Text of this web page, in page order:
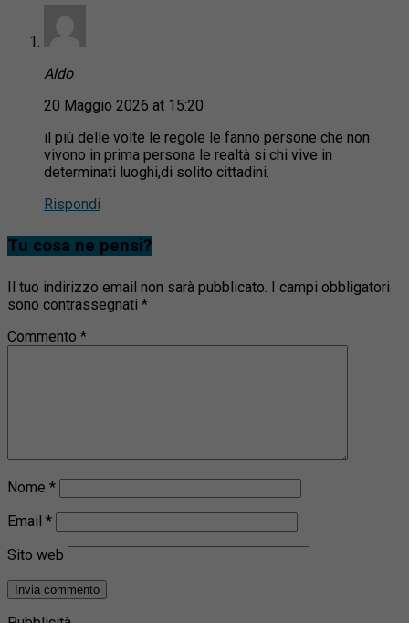
Aldo
20 Maggio 2026 at 15:20
il più delle volte le regole le fanno persone che non
vivono in prima persona le realtà si chi vive in
determinati luoghi,di solito cittadini.
Rispondi
Tu cosa ne pensi?
Il tuo indirizzo email non sarà pubblicato. I campi obbligatori
sono contrassegnati *
Commento *
Nome *
Email *
Sito web